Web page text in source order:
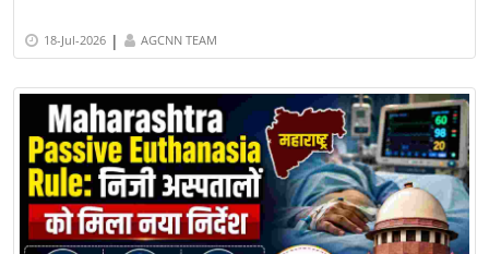
18-Jul-2026 | AGCNN TEAM